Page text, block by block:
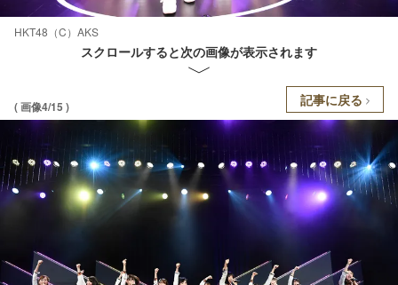
HKT48（C）AKS
スクロールすると次の画像が表示されます
( 画像4/15 ) 記事に戻る